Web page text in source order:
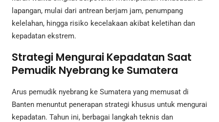
lapangan, mulai dari antrean berjam jam, penumpang
kelelahan, hingga risiko kecelakaan akibat keletihan dan
kepadatan ekstrem.
Strategi Mengurai Kepadatan Saat
Pemudik Nyebrang ke Sumatera
Arus pemudik nyebrang ke Sumatera yang memusat di
Banten menuntut penerapan strategi khusus untuk mengurai
kepadatan. Tahun ini, berbagai langkah teknis dan